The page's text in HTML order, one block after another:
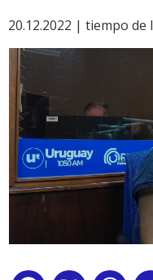
20.12.2022 | tiempo de